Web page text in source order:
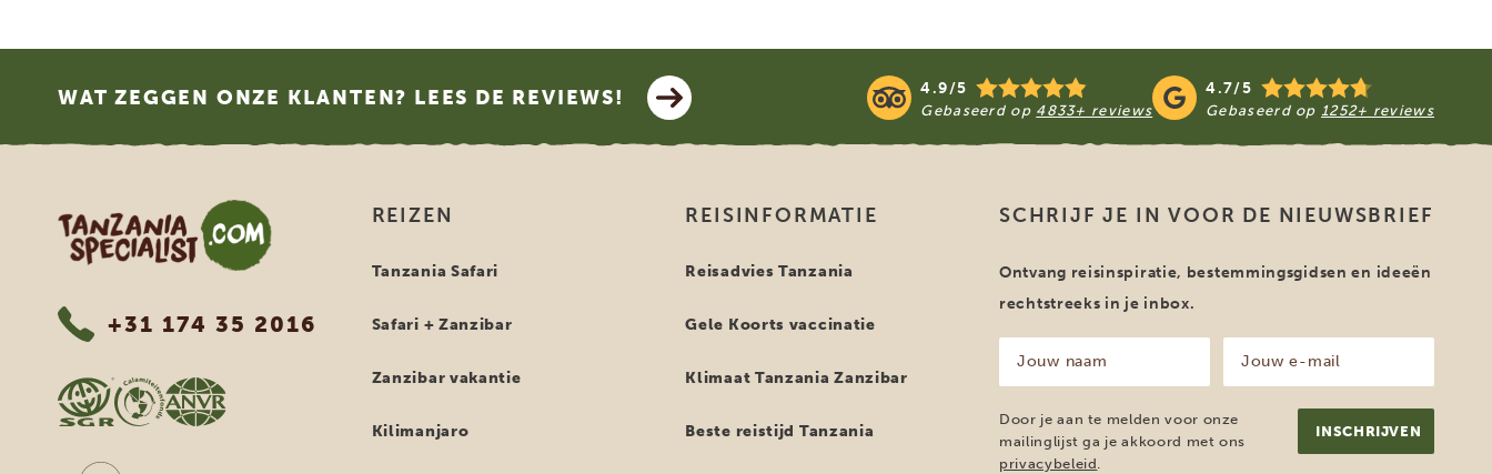
WAT ZEGGEN ONZE KLANTEN? LEES DE REVIEWS! 4.9/5
Gebaseerd op 4833+ reviews
4.7/5
Gebaseerd op 1252+ reviews
Tanzania Specialist
+31 174 35 2016
REIZEN
Tanzania Safari
Safari + Zanzibar
Zanzibar vakantie
Kilimanjaro
REISINFORMATIE
Reisadvies Tanzania
Gele Koorts vaccinatie
Klimaat Tanzania Zanzibar
Beste reistijd Tanzania
SCHRIJF JE IN VOOR DE NIEUWSBRIEF
Ontvang reisinspiratie, bestemmingsgidsen en ideeën
rechtstreeks in je inbox.
naam
(Vereist)
mailadres
(Vereist)
Door je aan te melden voor onze
mailinglijst ga je akkoord met ons
privacybeleid.